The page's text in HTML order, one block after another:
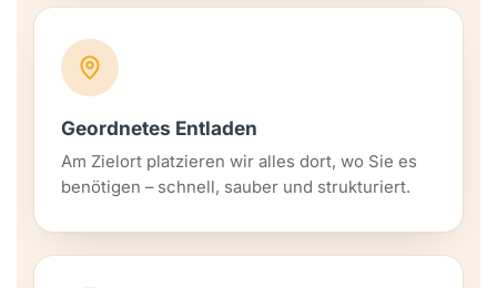
Geordnetes Entladen
Am Zielort platzieren wir alles dort, wo Sie es
benötigen – schnell, sauber und strukturiert.